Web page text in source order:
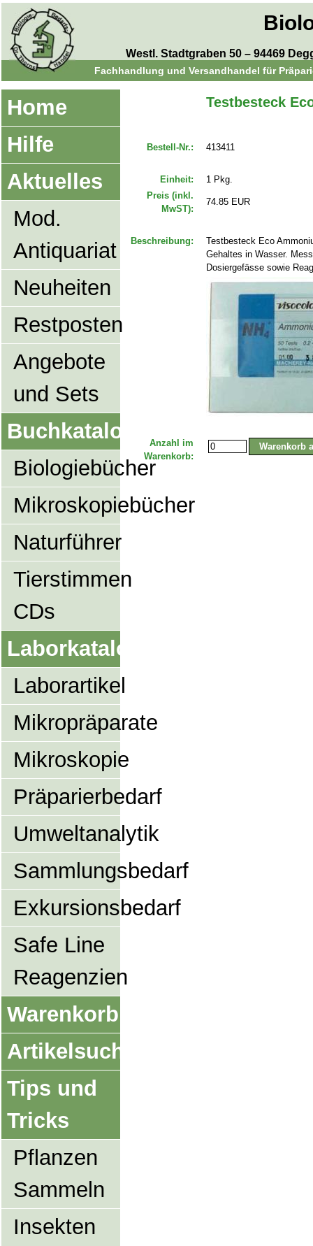
Westl. Stadtgraben 50 – 94469
Fachhandlung und Versandhandel für
Home
Hilfe
Aktuelles
Mod.
Antiquariat
Neuheiten
Restposten
Angebote
und Sets
Buchkatalog
Biologiebücher
Mikroskopiebücher
Naturführer
Tierstimmen
CDs
Laborkatalog
Laborartikel
Mikropräparate
Mikroskopie
Präparierbedarf
Umweltanalytik
Sammlungsbedarf
Exkursionsbedarf
Safe Line
Reagenzien
Warenkorb
Artikelsuche
Tips und
Tricks
Pflanzen
Sammeln
Insekten
Testbesteck
Bestell-Nr.: 413411
Einheit:
1 Pkg.
Preis (inkl.
MwST):
74.85 EUR
Beschreibung:
Testbesteck Eco
Gehaltes in Wasser.
Dosiergefässe sowie
Anzahl im
Warenkorb: